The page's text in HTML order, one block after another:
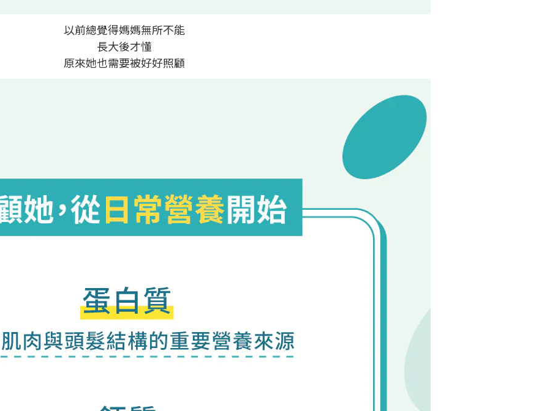
以前總覺得媽媽無所不能
長大後才懂
原來她也需要被好好照顧